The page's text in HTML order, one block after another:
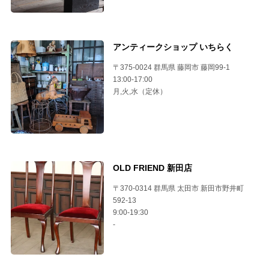
アンティークショップ いちらく
〒375-0024 群馬県 藤岡市 藤岡99-1
13:00-17:00
月,火,水（定休）
OLD FRIEND 新田店
〒370-0314 群馬県 太田市 新田市野井町
592-13
9:00-19:30
-